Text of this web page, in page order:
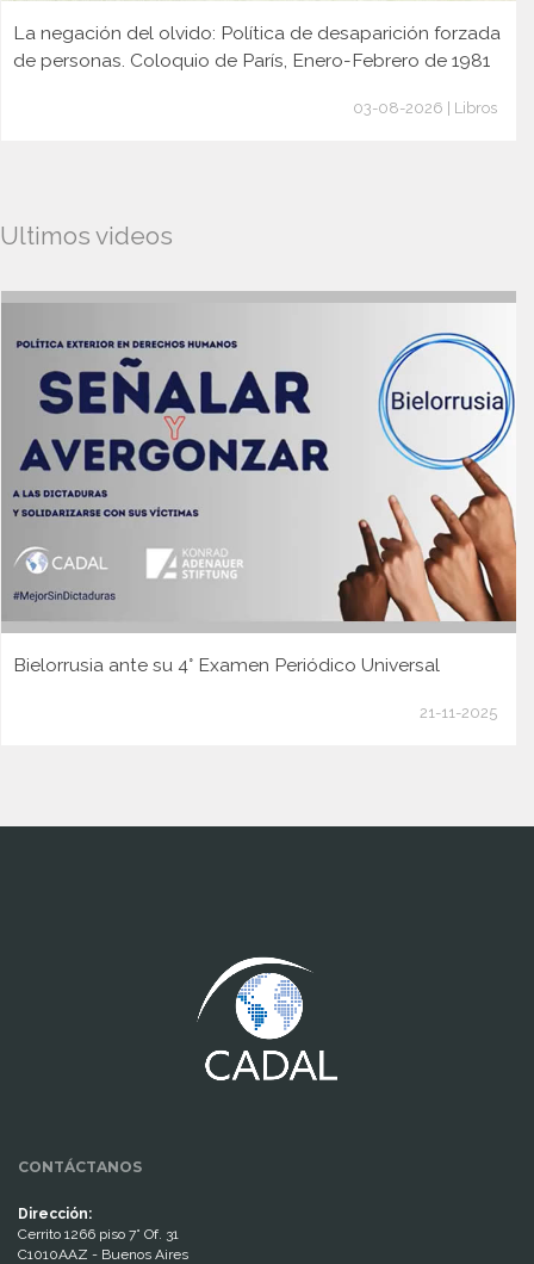
La negación del olvido: Política de desaparición forzada
de personas. Coloquio de París, Enero-Febrero de 1981
03-08-2026 | Libros
Ultimos videos
Bielorrusia ante su 4° Examen Periódico Universal
21-11-2025
CONTÁCTANOS
Dirección:
Cerrito 1266 piso 7° Of. 31
C1010AAZ - Buenos Aires